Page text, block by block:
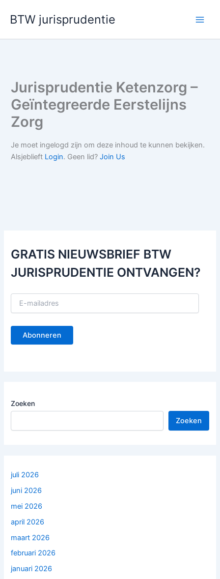
naar
inhoud
BTW jurisprudentie
Jurisprudentie Ketenzorg –
Geïntegreerde Eerstelijns
Zorg
Je moet ingelogd zijn om deze inhoud te kunnen bekijken.
Alsjeblieft Login. Geen lid?Join Us
GRATIS NIEUWSBRIEF BTW
JURISPRUDENTIE ONTVANGEN?
E
a
l
Abonneren
Zoeken
Zoeken
juli 2026
juni 2026
mei 2026
april 2026
maart 2026
februari 2026
januari 2026